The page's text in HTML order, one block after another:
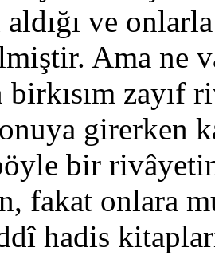
ve
Ama ne
birkısım zayıf
girerken
bir
fakat onlara
hadis